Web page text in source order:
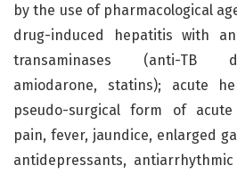
by the use of pharmacological
drug-induced hepatitis with
transaminases (anti-TB
amiodarone, statins); acute
pseudo-surgical form of
pain, fever, jaundice, enlarged
antidepressants,